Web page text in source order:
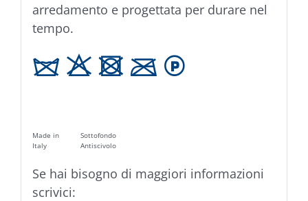
arredamento e progettata per durare nel
tempo.
d H U C L
Made in
Italy
Sottofondo
Antiscivolo
Se hai bisogno di maggiori informazioni
scrivici: